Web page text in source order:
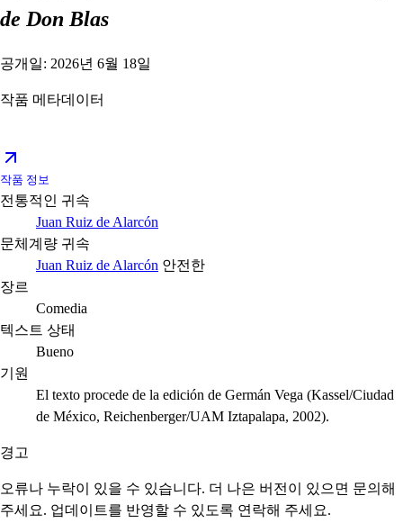
de Don Blas
공개일: 2026년 6월 18일
작품 메타데이터
작품 정보
전통적인 귀속
Juan Ruiz de Alarcón
문체계량 귀속
Juan Ruiz de Alarcón 안전한
장르
Comedia
텍스트 상태
Bueno
기원
El texto procede de la edición de Germán Vega (Kassel/Ciudad
de México, Reichenberger/UAM Iztapalapa, 2002).
경고
오류나 누락이 있을 수 있습니다. 더 나은 버전이 있으면 문의해
주세요. 업데이트를 반영할 수 있도록 연락해 주세요.